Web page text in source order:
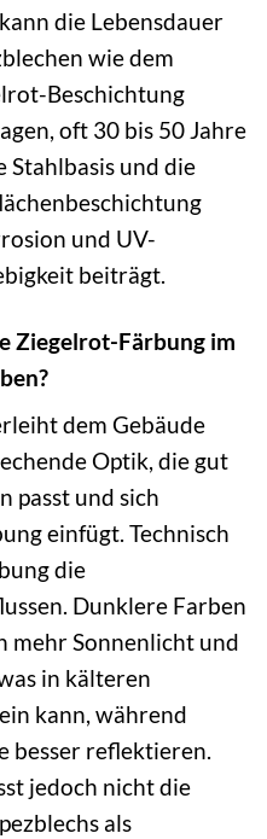
die Lebensdauer
wie dem
Beschichtung
oft 30 bis 50 Jahre
Stahlbasis und die
und UV-
beiträgt.
Ziegelrot-Färbung im
dem Gebäude
Optik, die gut
passt und sich
einfügt. Technisch
die
Dunklere Farben
mehr Sonnenlicht und
in kälteren
kann, während
besser reflektieren.
jedoch nicht die
als